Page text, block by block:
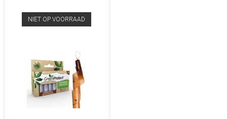
NIET OP VOORRAAD